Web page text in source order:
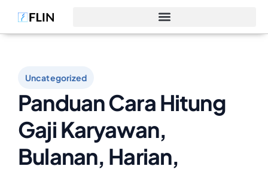
Uncategorized
Panduan Cara Hitung
Gaji Karyawan,
Bulanan, Harian,